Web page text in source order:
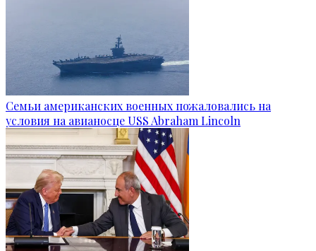
Семьи американских военных пожаловались на
условия на авианосце USS Abraham Lincoln